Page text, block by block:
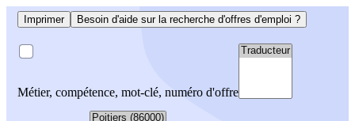
Imprimer Besoin d'aide sur la recherche d'offres d'emploi ?
Métier, compétence, mot-clé, numéro d'offre